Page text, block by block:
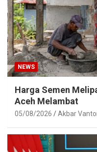
NEWS
Harga Semen
Aceh Melambat
05/08/2026 Akbar